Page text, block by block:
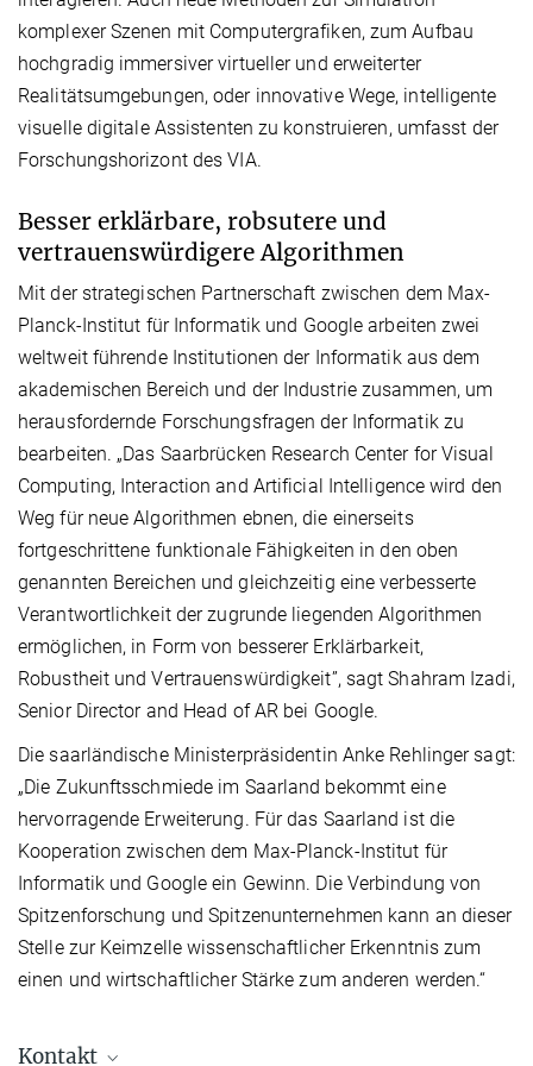
komplexer Szenen mit Computergrafiken, zum Aufbau
hochgradig immersiver virtueller und erweiterter
Realitätsumgebungen, oder innovative Wege, intelligente
visuelle digitale Assistenten zu konstruieren, umfasst der
Forschungshorizont des VIA.
Besser erklärbare, robsutere und
vertrauenswürdigere Algorithmen
Mit der strategischen Partnerschaft zwischen dem Max-
Planck-Institut für Informatik und Google arbeiten zwei
weltweit führende Institutionen der Informatik aus dem
akademischen Bereich und der Industrie zusammen, um
herausfordernde Forschungsfragen der Informatik zu
bearbeiten. „Das Saarbrücken Research Center for Visual
Computing, Interaction and Artificial Intelligence wird den
Weg für neue Algorithmen ebnen, die einerseits
fortgeschrittene funktionale Fähigkeiten in den oben
genannten Bereichen und gleichzeitig eine verbesserte
Verantwortlichkeit der zugrunde liegenden Algorithmen
ermöglichen, in Form von besserer Erklärbarkeit,
Robustheit und Vertrauenswürdigkeit”, sagt Shahram Izadi,
Senior Director and Head of AR bei Google.
Die saarländische Ministerpräsidentin Anke Rehlinger sagt:
„Die Zukunftsschmiede im Saarland bekommt eine
hervorragende Erweiterung. Für das Saarland ist die
Kooperation zwischen dem Max-Planck-Institut für
Informatik und Google ein Gewinn. Die Verbindung von
Spitzenforschung und Spitzenunternehmen kann an dieser
Stelle zur Keimzelle wissenschaftlicher Erkenntnis zum
einen und wirtschaftlicher Stärke zum anderen werden.“
Kontakt